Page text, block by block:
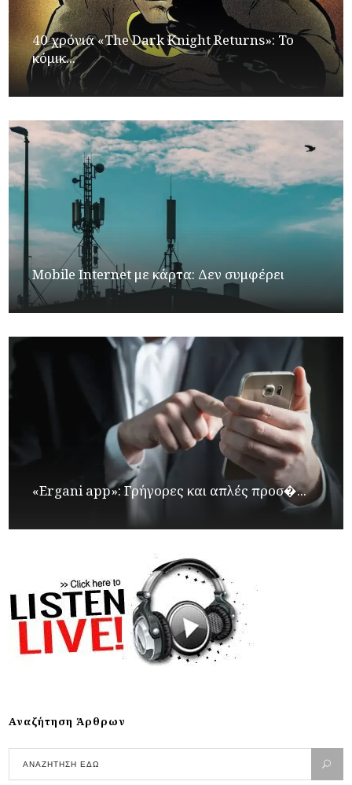
40 χρόνια «The Dark Knight Returns»: Το
κόμικ...
Mobile Internet με κάρτα: Δεν συμφέρει
«Ergani app»: Γρήγορες και απλές προσ�...
Αναζήτηση Άρθρων